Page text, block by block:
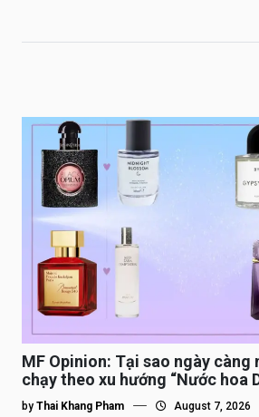
MF Opinion: Tại sao ngày càng
chạy theo xu hướng “Nước hoa
by Thai Khang Pham August 7, 2026